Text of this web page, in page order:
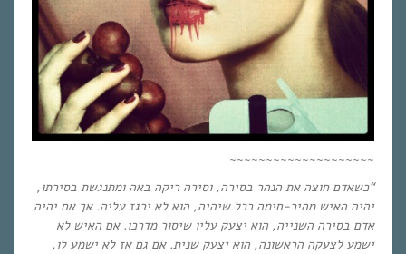
~~~~~~~~~~~~~~~~~~~~
“כשאדם חוצה את הנהר בסירה, וסירה ריקה באה ומתנגשת בסירתו,
יהיה האיש מהיר-חימה ככל שיהיה, הוא לא ירגז עליה. אך אם יהיה
אדם בסירה השנייה, הוא יצעק עליו שיסור מדרכו. אם האיש לא
ישמע לצעקה הראשונה, הוא יצעק שנית. אם גם אז לא ישמע לו,